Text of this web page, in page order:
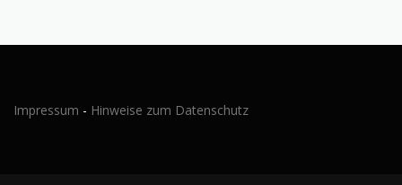
Impressum - Hinweise zum Datenschutz